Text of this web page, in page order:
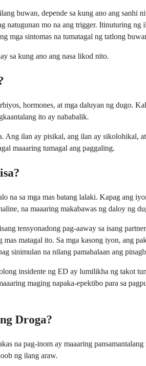
buwan, depende sa kung ano ang sanhi
mo na ang trigger. Itinuturing
mga sintomas na tumatagal ng tatlong
sa kung ano ang nasa likod nito.
hormones, at mga daluyan ng dugo.
ito ay nababalik.
ilan ay pisikal, ang ilan ay sikolohikal,
maaaring tumagal ang paggaling.
na sa mga mas batang lalaki. Kapag ang
na maaaring makabawas ng daloy ng
tensyonadong pag-aaway sa isang
matagal ito. Sa mga kasong iyon, ang
sinimulan na nilang pamahalaan ang
insidente ng ED ay lumilikha ng takot
maging napaka-epektibo para sa
Droga?
na pag-inom ay maaaring
ng ilang araw.